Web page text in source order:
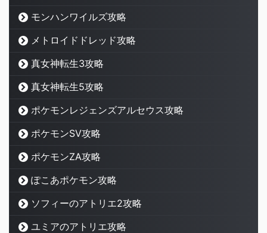
モンハンワイルズ攻略
メトロイドドレッド攻略
真女神転生3攻略
真女神転生5攻略
ポケモンレジェンズアルセウス攻略
ポケモンSV攻略
ポケモンZA攻略
ぽこあポケモン攻略
ソフィーのアトリエ2攻略
ユミアのアトリエ攻略